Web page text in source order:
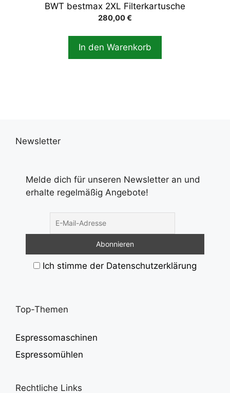
BWT bestmax 2XL Filterkartusche
280,00€
In den Warenkorb
Newsletter
Melde dich für unseren Newsletter an und
erhalte regelmäßig Angebote!
Ich stimme der Datenschutzerklärung
Top-Themen
Espressomaschinen
Espressomühlen
Rechtliche Links